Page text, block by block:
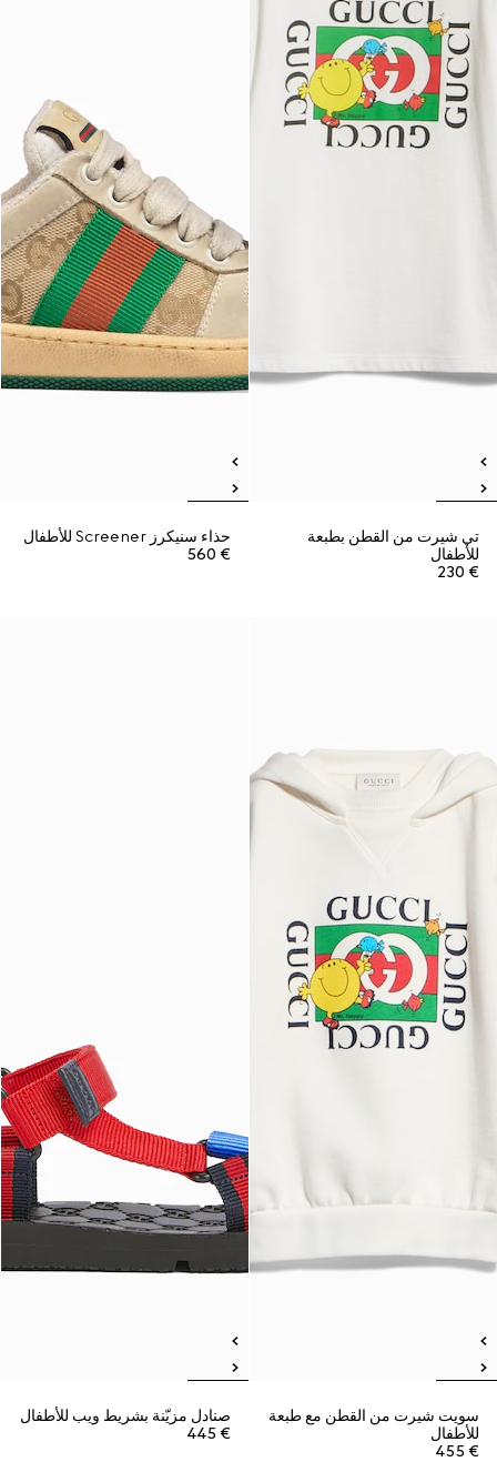
تي شيرت من القطن بطبعة
للأطفال
€ 230
حذاء سنيكرز Screener للأطفال
€ 560
سويت شيرت من القطن مع طبعة
للأطفال
€ 455
صنادل مزيّنة بشريط ويب للأطفال
€ 445